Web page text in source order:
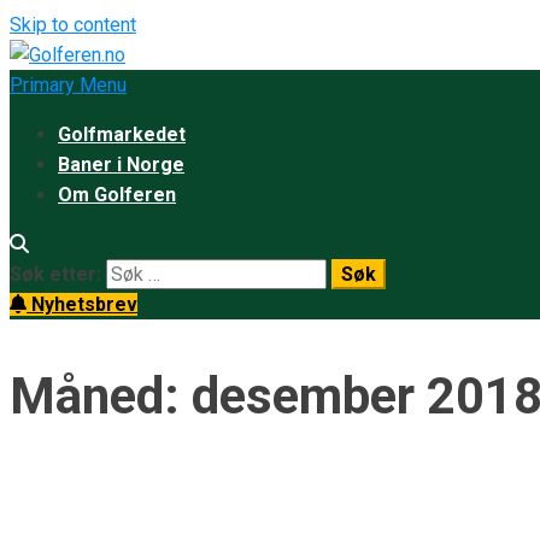
Skip to content
Primary Menu
Golfmarkedet
Baner i Norge
Om Golferen
Søk etter:
Nyhetsbrev
Måned: desember